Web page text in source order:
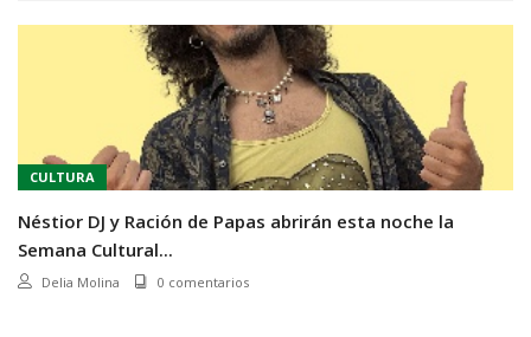
CULTURA
Néstior DJ y Ración de Papas abrirán esta noche la
Semana Cultural...
Delia Molina 0 comentarios